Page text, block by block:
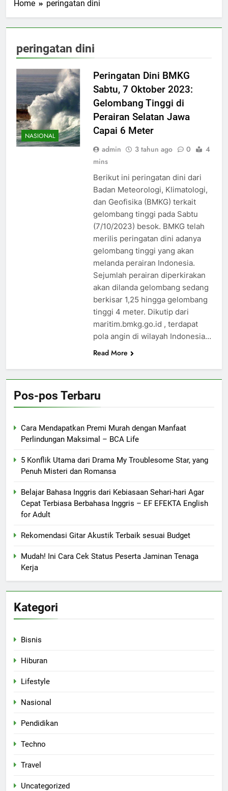
Home peringatan dini
peringatan dini
NASIONAL
Peringatan Dini BMKG
Sabtu, 7 Oktober 2023:
Gelombang Tinggi di
Perairan Selatan Jawa
Capai 6 Meter
admin 3 tahun ago 0
4
mins
Berikut ini peringatan dini dari
Badan Meteorologi, Klimatologi,
dan Geofisika (BMKG) terkait
gelombang tinggi pada Sabtu
(7/10/2023) besok. BMKG telah
merilis peringatan dini adanya
gelombang tinggi yang akan
melanda perairan Indonesia.
Sejumlah perairan diperkirakan
akan dilanda gelombang sedang
berkisar 1,25 hingga gelombang
tinggi 4 meter. Dikutip dari
maritim.bmkg.go.id , terdapat
pola angin di wilayah Indonesia…
Read More
Pos-pos Terbaru
Cara Mendapatkan Premi Murah dengan Manfaat
Perlindungan Maksimal – BCA Life
5 Konflik Utama dari Drama My Troublesome Star, yang
Penuh Misteri dan Romansa
Belajar Bahasa Inggris dari Kebiasaan Sehari-hari Agar
Cepat Terbiasa Berbahasa Inggris – EF EFEKTA English
for Adult
Rekomendasi Gitar Akustik Terbaik sesuai Budget
Mudah! Ini Cara Cek Status Peserta Jaminan Tenaga
Kerja
Kategori
Bisnis
Hiburan
Lifestyle
Nasional
Pendidikan
Techno
Travel
Uncategorized